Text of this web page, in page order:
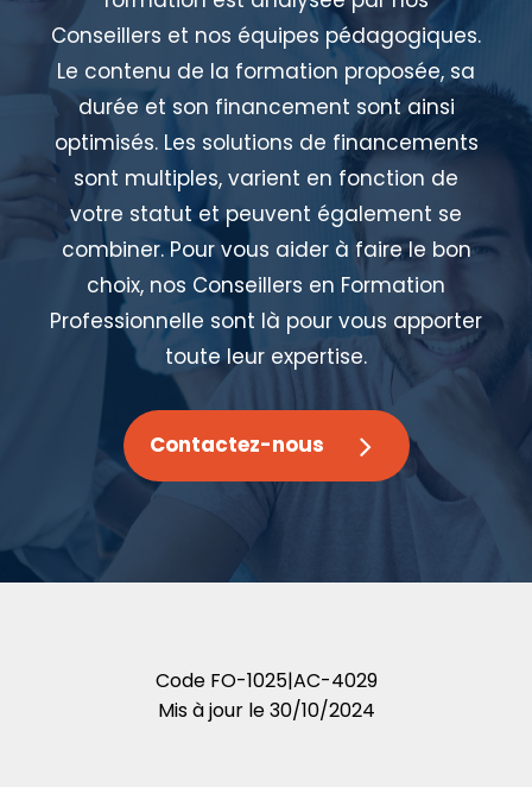
Conseillers et nos équipes pédagogiques.
Le contenu de la formation proposée, sa
durée et son financement sont ainsi
optimisés. Les solutions de financements
sont multiples, varient en fonction de
votre statut et peuvent également se
combiner. Pour vous aider à faire le bon
choix, nos Conseillers en Formation
Professionnelle sont là pour vous apporter
toute leur expertise.
Contactez-nous
Code FO-1025|AC-4029
Mis à jour le30/10/2024